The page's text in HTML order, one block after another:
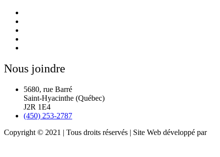
Nous joindre
5680, rue Barré
Saint-Hyacinthe (Québec)
J2R 1E4
(450) 253-2787
Copyright © 2021 | Tous droits réservés | Site Web développé par